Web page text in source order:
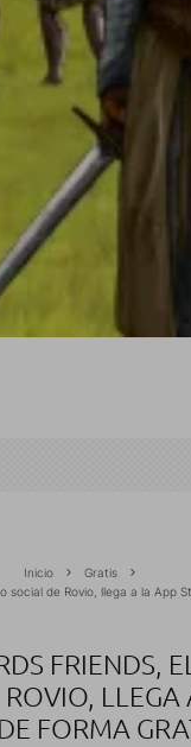
Inicio
Gratis
social de Rovio, llega a la App
FRIENDS,
LLEGA
FORMA